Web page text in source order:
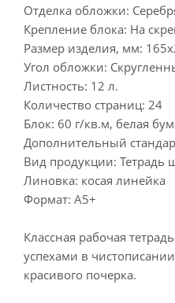
Отделка обложки:
Крепление блока: На
Размер изделия, мм:
Угол обложки:
Листность: 12 л.
Количество страниц: 24
Блок: 60 г/кв.м, белая
Дополнительный
Вид продукции: Тетрадь
Линовка: косая линейка
Формат: А5+
Классная рабочая
успехами в
красивого почерка.